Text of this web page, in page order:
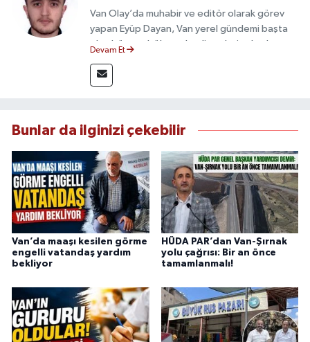
Van Olay’da muhabir ve editör olarak görev
yapan Eyüp Dayan, Van yerel gündemi başta
olmak üzere bölgesel gelişmeleri sahadan
deneyimiyle doğruluk, tarafsızlık ve etik ilkeleri
esas alan Dayan, güvenilir kaynaklara dayalı
Devam Et
Bunlar da ilginizi çekebilir
Van’da maaşı kesilen görme
engelli vatandaş yardım
bekliyor
HÜDA PAR’dan Van-Şırnak
yolu çağrısı: Bir an önce
tamamlanmalı!